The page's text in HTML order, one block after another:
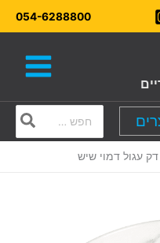
054-6288800
for:
דק עגול דמוי שיש